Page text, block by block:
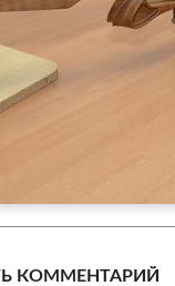
КОММЕНТАРИЙ